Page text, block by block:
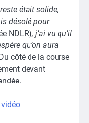
était solide,
désolé pour
NDLR), j’ai vu qu’il
qu’on aura
côté de la course
devant
vidéo